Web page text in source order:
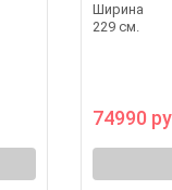
Ширина
229 см.
74990